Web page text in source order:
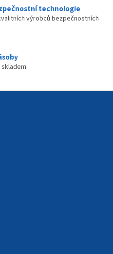
technologie
výrobců bezpečnostních